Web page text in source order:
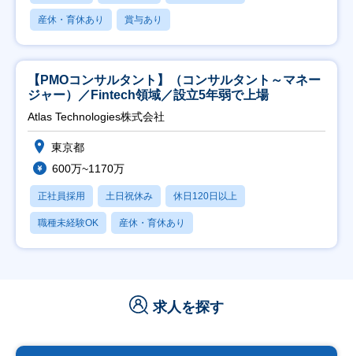
産休・育休あり 賞与あり
【PMOコンサルタント】（コンサルタント～マネー
ジャー）／Fintech領域／設立5年弱で上場
Atlas Technologies株式会社
東京都
600万~1170万
正社員採用 土日祝休み 休日120日以上
職種未経験OK 産休・育休あり
求人を探す